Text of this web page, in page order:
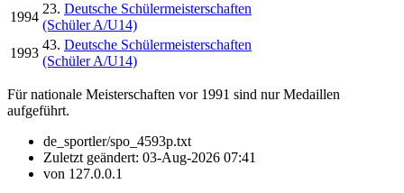
1994
23. Deutsche Schülermeisterschaften
(Schüler A/U14)
1993
43. Deutsche Schülermeisterschaften
(Schüler A/U14)
Für nationale Meisterschaften vor 1991 sind nur Medaillen
aufgeführt.
de_sportler/spo_4593p.txt
Zuletzt geändert: 03-Aug-2026 07:41
von 127.0.0.1